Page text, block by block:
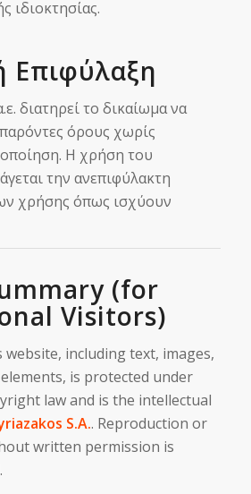
ιδιοκτησίας.
Επιφύλαξη
διατηρεί το δικαίωμα να
όρους χωρίς
Η χρήση του
την ανεπιφύλακτη
χρήσης όπως ισχύουν
(for
Visitors)
including text, images,
is protected under
law and is the intellectual
S.A.. Reproduction or
written permission is